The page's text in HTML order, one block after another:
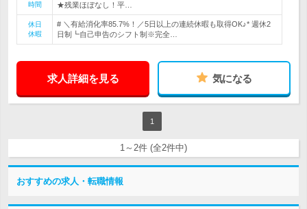
時間
★残業ほぼなし！平…
休日
休暇
# ＼有給消化率85.7%！／5日以上の連続休暇も取得OK♪* 週休2
日制┗自己申告のシフト制※完全…
求人詳細を見る 気になる
1
1～2件 (全2件中)
おすすめの求人・転職情報